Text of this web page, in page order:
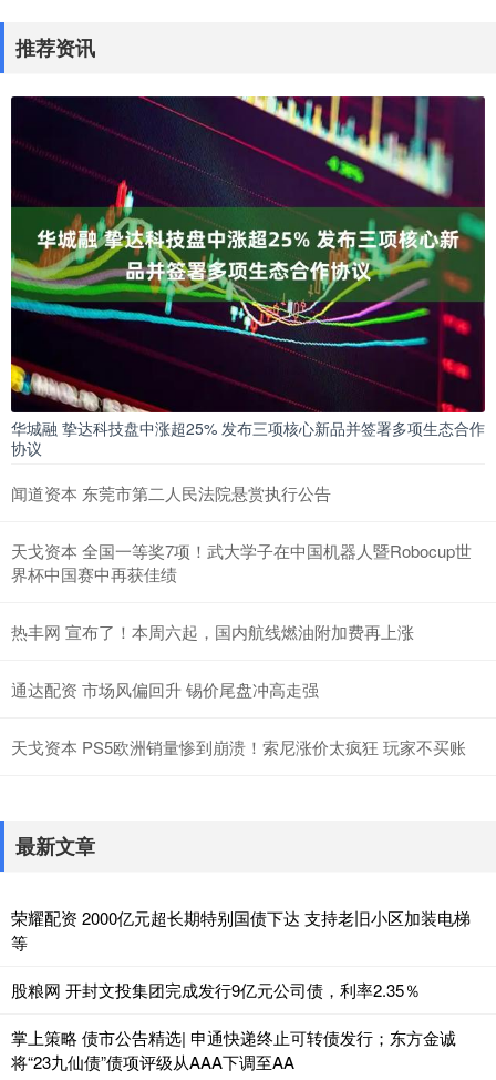
推荐资讯
华城融 挚达科技盘中涨超25% 发布三项核心新品并签署多项生态合作
协议
闻道资本 东莞市第二人民法院悬赏执行公告
天戈资本 全国一等奖7项！武大学子在中国机器人暨Robocup世
界杯中国赛中再获佳绩
热丰网 宣布了！本周六起，国内航线燃油附加费再上涨
通达配资 市场风偏回升 锡价尾盘冲高走强
天戈资本 PS5欧洲销量惨到崩溃！索尼涨价太疯狂 玩家不买账
最新文章
荣耀配资 2000亿元超长期特别国债下达 支持老旧小区加装电梯
等
股粮网 开封文投集团完成发行9亿元公司债，利率2.35％
掌上策略 债市公告精选| 申通快递终止可转债发行；东方金诚
将“23九仙债”债项评级从AAA下调至AA